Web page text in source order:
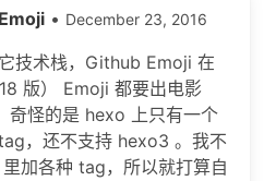
• December 23, 2016
技术栈，Github Emoji 在
版） Emoji 都要出电影
奇怪的是 hexo 上只有一个
，还不支持 hexo3 。我不
加各种 tag，所以就打算自